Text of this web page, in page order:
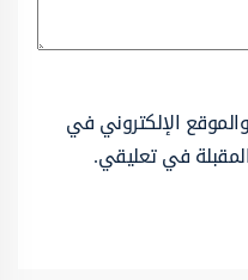
الإلكتروني في
في تعليقي.